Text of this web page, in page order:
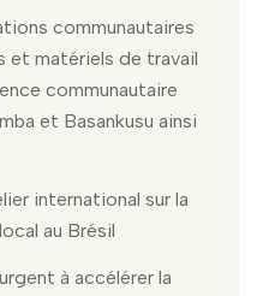
communautaires
et matériels de travail
communautaire
et Basankusu ainsi
international sur la
au Brésil
à accélérer la